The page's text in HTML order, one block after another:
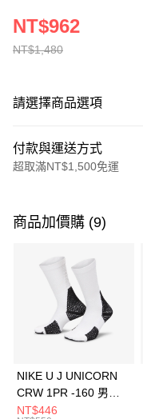
NT$1,480
NT$962
請選擇商品選項
付款與運送方式
超取滿NT$1,500免運
信用卡一次付款
3 期 0 利率 每期
合作金庫商業銀行
華南商業銀行
上海商業儲蓄銀行
Apple Pay
全盈+PAY
商品加價購 (9)
NIKE U J UNICORN
CRW 1PR -160 男女
中統襪 FZ3393100
NT$446